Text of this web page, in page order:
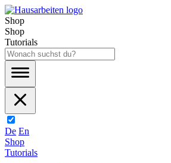
Shop
Shop
Tutorials
De En
Shop
Tutorials